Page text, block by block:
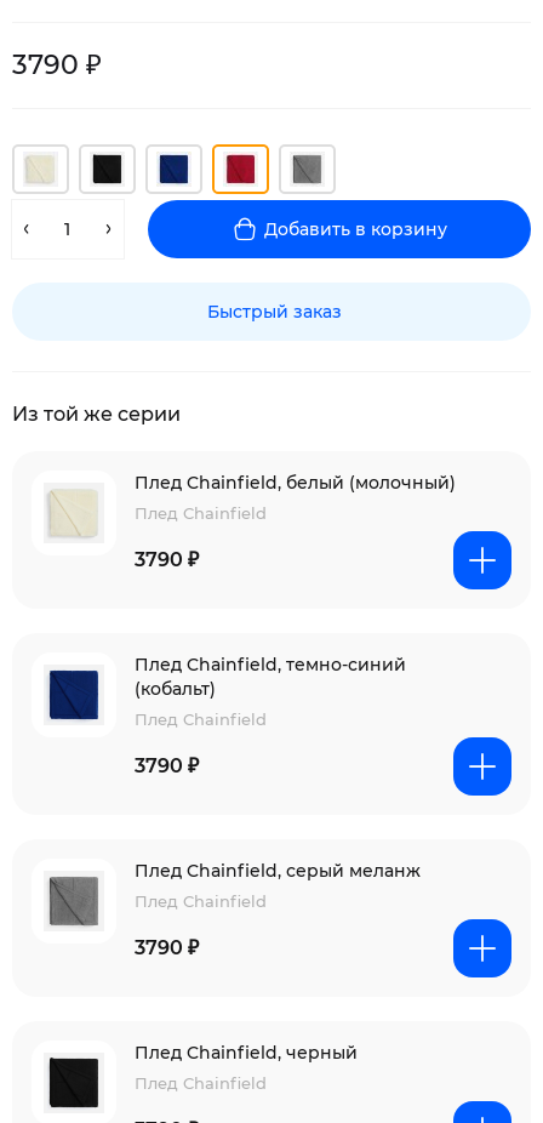
3790 ₽
Добавить в корзину
Быстрый заказ
Из той же серии
Плед Chainfield, белый (молочный)
Плед Chainfield
3790 ₽
Плед Chainfield, темно-синий
(кобальт)
Плед Chainfield
3790 ₽
Плед Chainfield, серый меланж
Плед Chainfield
3790 ₽
Плед Chainfield, черный
Плед Chainfield